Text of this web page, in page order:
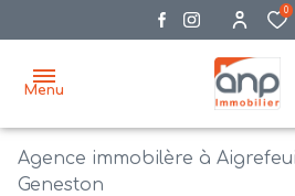
0
Menu
accueil
Agence immobilère à Aigrefeuille-Sur-Maine et
Geneston